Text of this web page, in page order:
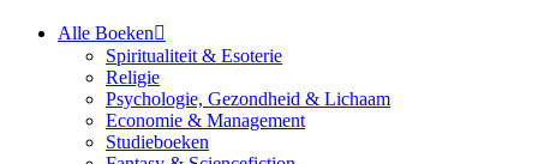
Alle Boeken
Spiritualiteit & Esoterie
Religie
Psychologie, Gezondheid & Lichaam
Economie & Management
Studieboeken